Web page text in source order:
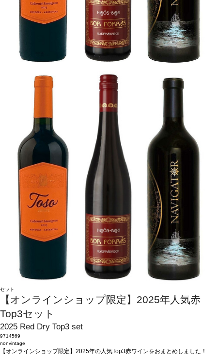
セット
【オンラインショップ限定】2025年人気赤
Top3セット
2025 Red Dry Top3 set
9714569
nonvintage
【オンラインショップ限定】2025年の人気Top3赤ワインをおまとめしました！